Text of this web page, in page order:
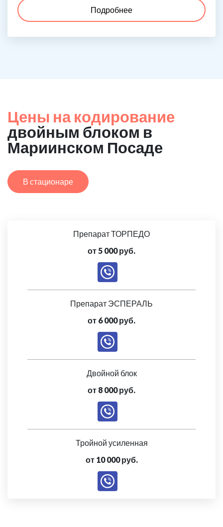
Подробнее
Цены на кодирование
двойным блоком в
Мариинском Посаде
В стационаре
Препарат ТОРПЕДО
от 5 000 руб.
Препарат ЭСПЕРАЛЬ
от 6 000 руб.
Двойной блок
от 8 000 руб.
Тройной усиленная
от 10 000 руб.